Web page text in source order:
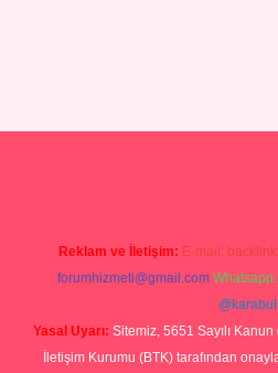
Reklam ve İletişim: E-mail:
forumhizmeti@gmail.com
@karabul
Yasal Uyarı: Sitemiz, 5651 Sayılı
İletişim Kurumu (BTK) tarafından